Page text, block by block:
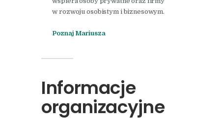
w rozwoju osobistym i biznesowym.
Poznaj Mariusza
Informacje
organizacyjne